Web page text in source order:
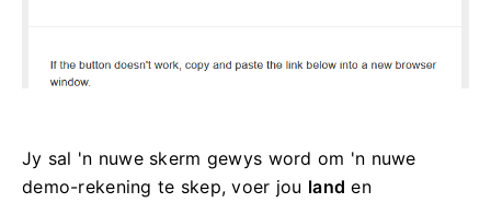
Jy sal 'n nuwe skerm gewys word om 'n nuwe
demo-rekening te skep, voer jou land en